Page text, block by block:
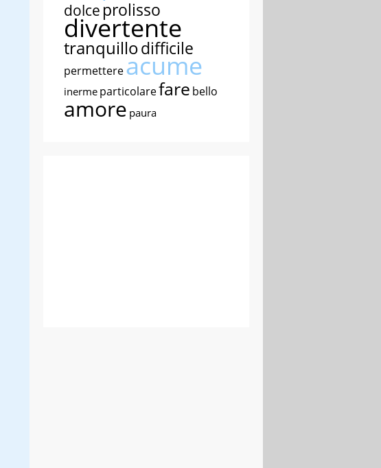
dolce prolisso
divertente
tranquillodifficile
permettereacume
inerme particolarefare bello
amore paura